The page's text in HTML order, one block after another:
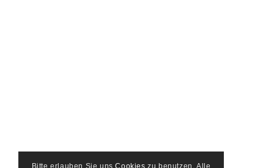
Bitte erlauben Sie unsCookies zu benutzen. Alle